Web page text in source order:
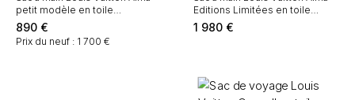
petit modèle en toile
monogram marron et cuir naturel
890 €
Prix du neuf : 1 700 €
Editions Limitées en toile
monogram enduite multicolore
et noire et cuir naturel
1 980 €